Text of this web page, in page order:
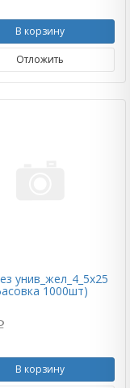
В корзину
Отложить
унив_жел_4_5х25
1000шт)
В корзину